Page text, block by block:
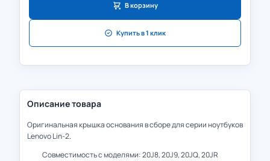
В корзину
Купить в 1 клик
Описание товара
Оригинальная крышка основания в сборе для серии ноутбуков
Lenovo Lin-2.
Совместимость с моделями: 20J8, 20J9, 20JQ, 20JR